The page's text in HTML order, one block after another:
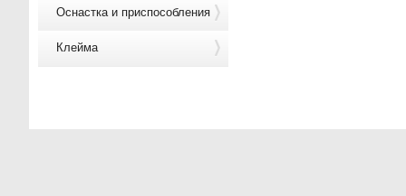
Оснастка и приспособления
Клейма